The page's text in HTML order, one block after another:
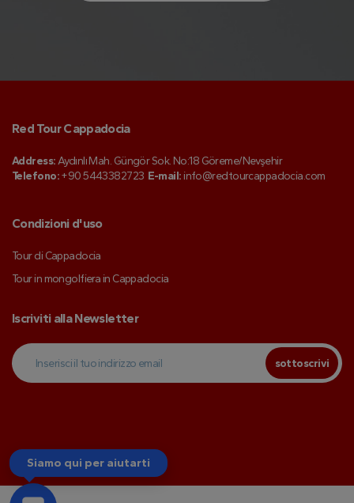
Red Tour Cappadocia
Address:Aydınlı Mah. Güngör Sok. No:18 Göreme/Nevşehir
Telefono:+90 5443382723 E-mail: info@redtourcappadocia.com
Condizioni d'uso
Tour di Cappadocia
Tour in mongolfiera in Cappadocia
Iscriviti alla Newsletter
sottoscrivi
Siamo qui per aiutarti